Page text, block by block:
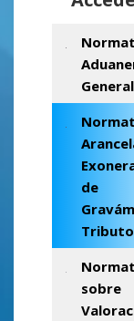
General
de
sobre